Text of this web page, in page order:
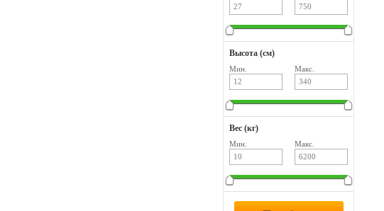
Высота (см)
Мин. Макс.
Вес (кг)
Мин. Макс.